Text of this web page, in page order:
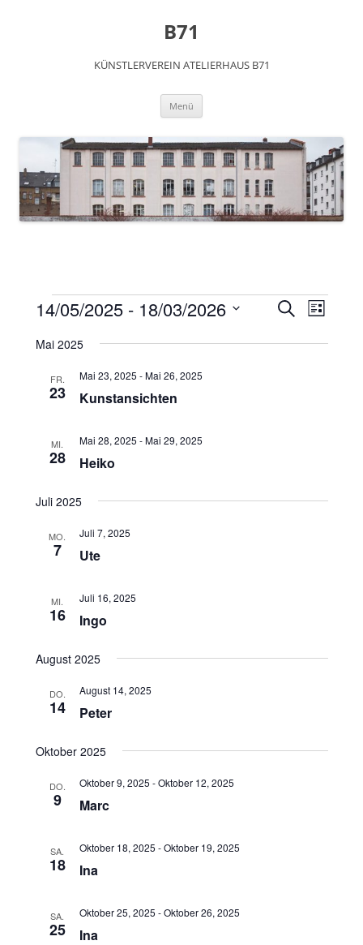
B71
KÜNSTLERVEREIN ATELIERHAUS B71
Menü
Veranstaltungen Veranstaltungen
Suche
Navigation
SucheListe
14/05/2025 - 18/03/2026
wählen.
Mai 2025
FR.
23 Kunstansichten
Mai 23, 2025 -Mai 26, 2025
MI.
28 Heiko
Mai 28, 2025 -Mai 29, 2025
Juli 2025
MO.
7 Ute
Juli 7, 2025
MI.
16 Ingo
Juli 16, 2025
August 2025
DO.
14 Peter
August 14, 2025
Oktober 2025
DO.
9 Marc
Oktober 9, 2025 -Oktober 12, 2025
SA.
18 Ina
Oktober 18, 2025 -Oktober 19, 2025
SA.
25 Ina
Oktober 25, 2025 -Oktober 26, 2025